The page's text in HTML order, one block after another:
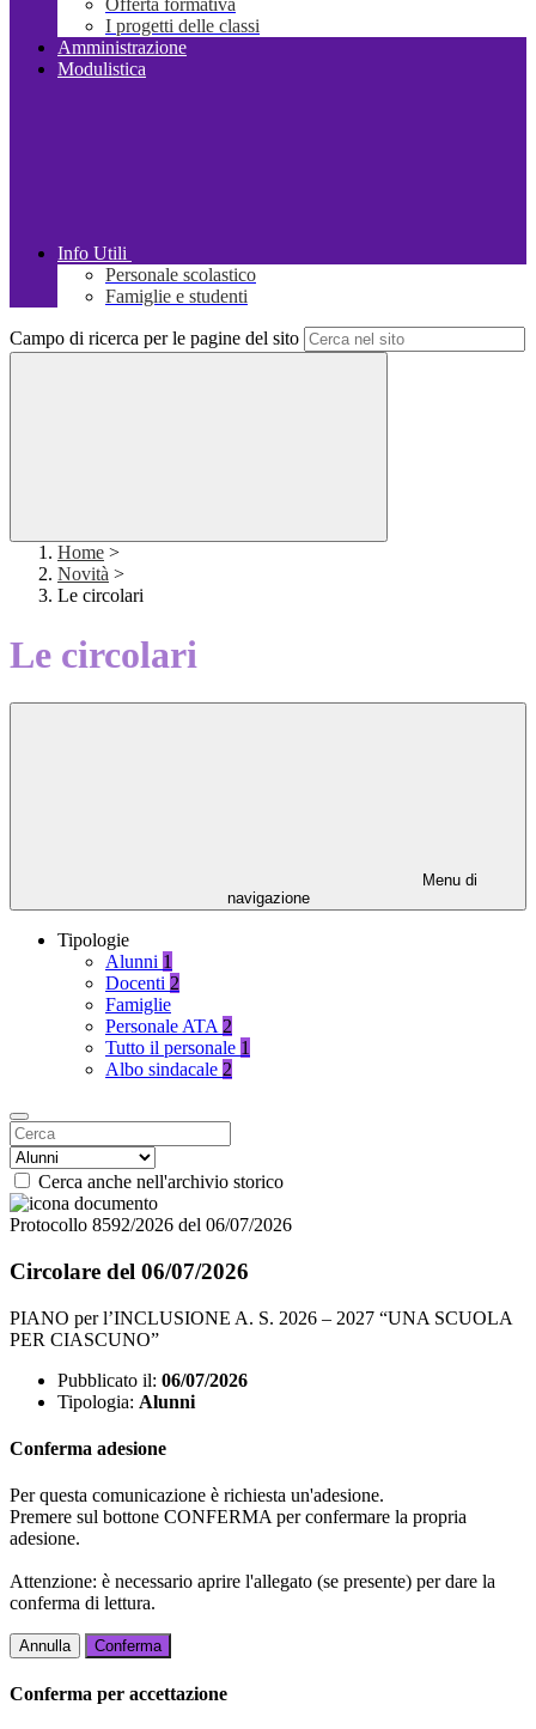
Offerta formativa
I progetti delle classi
Amministrazione
Modulistica
Info Utili
Personale scolastico
Famiglie e studenti
Campo di ricerca per le pagine del sito
Home >
Novità >
Le circolari
Le circolari
Menu di
navigazione
Tipologie
Alunni 1
Docenti 2
Famiglie
Personale ATA 2
Tutto il personale 1
Albo sindacale 2
Cerca anche nell'archivio storico
Protocollo 8592/2026 del 06/07/2026
Circolare del 06/07/2026
PIANO per l’INCLUSIONE A. S. 2026 – 2027 “UNA SCUOLA
PER CIASCUNO”
Pubblicato il: 06/07/2026
Tipologia: Alunni
Conferma adesione
Per questa comunicazione è richiesta un'adesione.
Premere sul bottone CONFERMA per confermare la propria
adesione.
Attenzione: è necessario aprire l'allegato (se presente) per dare la
conferma di lettura.
Annulla Conferma
Conferma per accettazione